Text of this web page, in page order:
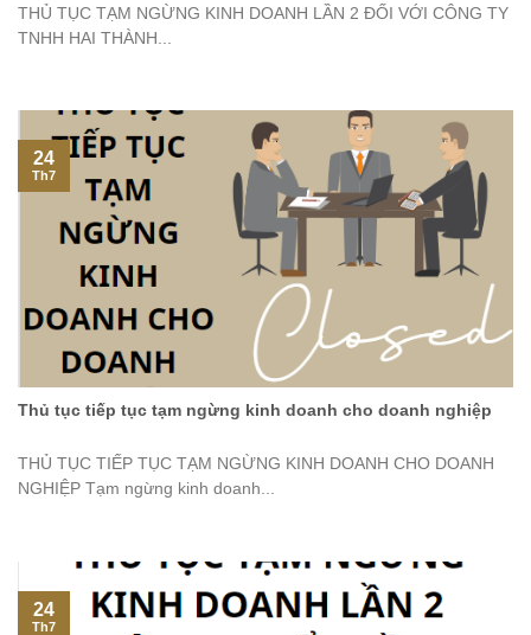
THỦ TỤC TẠM NGỪNG KINH DOANH LẦN 2 ĐỐI VỚI CÔNG TY
TNHH HAI THÀNH...
Thủ tục tiếp tục tạm ngừng kinh doanh cho doanh nghiệp
THỦ TỤC TIẾP TỤC TẠM NGỪNG KINH DOANH CHO DOANH
NGHIỆP Tạm ngừng kinh doanh...
24
Th7
24
Th7